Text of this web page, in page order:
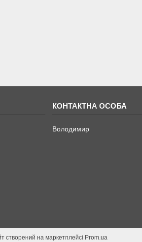
Володимир
створений на маркетплейсі Prom.ua